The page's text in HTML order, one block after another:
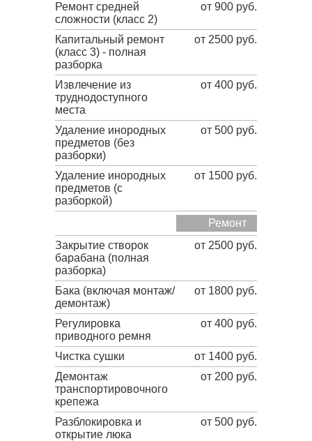
Ремонт средней
сложности (класс 2)
от 900 руб.
Капитальный ремонт
(класс 3) - полная
разборка
от 2500 руб.
Извлечение из
труднодоступного
места
от 400 руб.
Удаление инородных
предметов (без
разборки)
от 500 руб.
Удаление инородных
предметов (с
разборкой)
от 1500 руб.
Ремонт
Закрытие створок
барабана (полная
разборка)
от 2500 руб.
Бака (включая монтаж/
демонтаж)
от 1800 руб.
Регулировка
приводного ремня
от 400 руб.
Чистка сушки
от 1400 руб.
Демонтаж
транспортировочного
крепежа
от 200 руб.
Разблокировка и
открытие люка
от 500 руб.